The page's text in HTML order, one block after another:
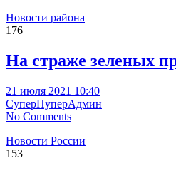
Новости района
176
На страже зеленых
21 июля 2021 10:40
СуперПуперАдмин
No Comments
Новости России
153